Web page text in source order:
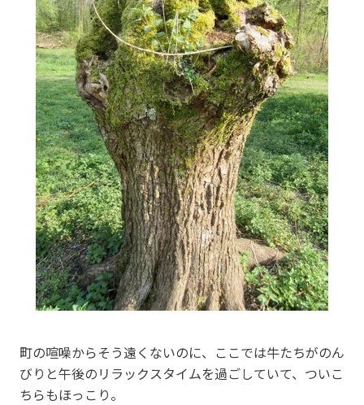
町の喧噪からそう遠くないのに、ここでは牛たちがのん
びりと午後のリラックスタイムを過ごしていて、ついこ
ちらもほっこり。